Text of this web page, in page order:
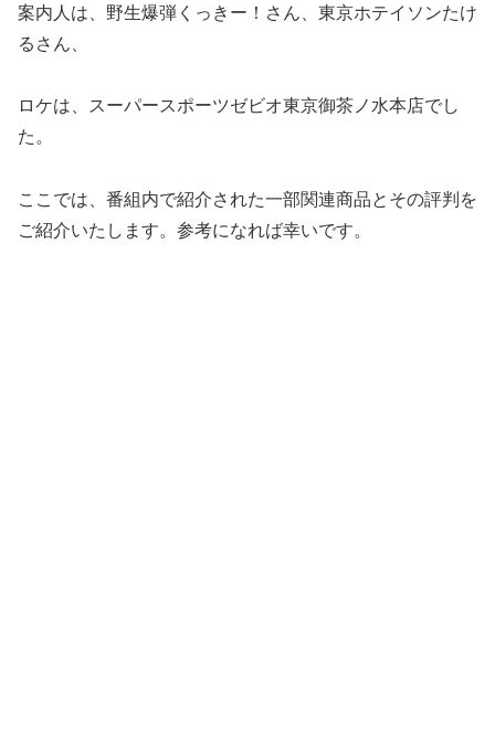
案内人は、野生爆弾くっきー！さん、東京ホテイソンたけ
るさん、
ロケは、スーパースポーツゼビオ東京御茶ノ水本店でし
た。
ここでは、番組内で紹介された一部関連商品とその評判を
ご紹介いたします。参考になれば幸いです。